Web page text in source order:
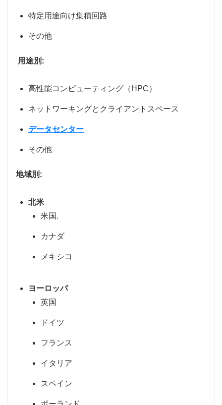
特定用途向け集積回路
その他
用途別:
高性能コンピューティング（HPC）
ネットワーキングとクライアントスペース
データセンター
その他
地域別:
北米
米国.
カナダ
メキシコ
ヨーロッパ
英国
ドイツ
フランス
イタリア
スペイン